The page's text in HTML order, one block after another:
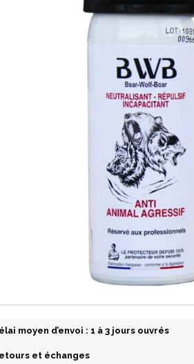
moyen d’envoi : 1 à 3 jours ouvrés
et échanges